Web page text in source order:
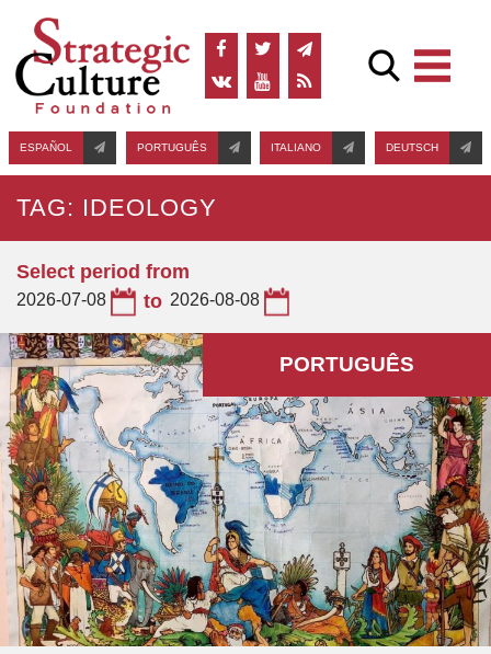
ESPAÑOL PORTUGUÊS ITALIANO DEUTSCH
TAG: IDEOLOGY
Select period from
2026-07-08 to 2026-08-08
PORTUGUÊS